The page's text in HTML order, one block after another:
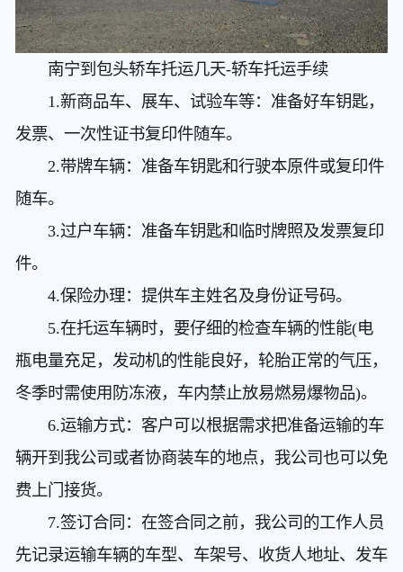
南宁到包头轿车托运几天-轿车托运手续
1.新商品车、展车、试验车等：准备好车钥匙，
发票、一次性证书复印件随车。
2.带牌车辆：准备车钥匙和行驶本原件或复印件
随车。
3.过户车辆：准备车钥匙和临时牌照及发票复印
件。
4.保险办理：提供车主姓名及身份证号码。
5.在托运车辆时，要仔细的检查车辆的性能(电
瓶电量充足，发动机的性能良好，轮胎正常的气压，
冬季时需使用防冻液，车内禁止放易燃易爆物品)。
6.运输方式：客户可以根据需求把准备运输的车
辆开到我公司或者协商装车的地点，我公司也可以免
费上门接货。
7.签订合同：在签合同之前，我公司的工作人员
先记录运输车辆的车型、车架号、收货人地址、发车